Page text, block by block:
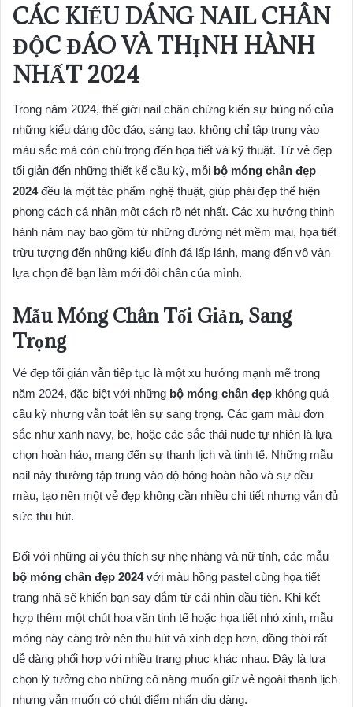
CÁC KIỂU DÁNG NAIL CHÂN
ĐỘC ĐÁO VÀ THỊNH HÀNH
NHẤT 2024
Trong năm 2024, thế giới nail chân chứng kiến sự bùng nổ của
những kiểu dáng độc đáo, sáng tạo, không chỉ tập trung vào
màu sắc mà còn chú trọng đến họa tiết và kỹ thuật. Từ vẻ đẹp
tối giản đến những thiết kế cầu kỳ, mỗi bộ móng chân đẹp
2024đều là một tác phẩm nghệ thuật, giúp phái đẹp thể hiện
phong cách cá nhân một cách rõ nét nhất. Các xu hướng thịnh
hành năm nay bao gồm từ những đường nét mềm mại, họa tiết
trừu tượng đến những kiểu đính đá lấp lánh, mang đến vô vàn
lựa chọn để bạn làm mới đôi chân của mình.
Mẫu Móng Chân Tối Giản, Sang
Trọng
Vẻ đẹp tối giản vẫn tiếp tục là một xu hướng mạnh mẽ trong
năm 2024, đặc biệt với những bộ móng chân đẹp không quá
cầu kỳ nhưng vẫn toát lên sự sang trọng. Các gam màu đơn
sắc như xanh navy, be, hoặc các sắc thái nude tự nhiên là lựa
chọn hoàn hảo, mang đến sự thanh lịch và tinh tế. Những mẫu
nail này thường tập trung vào độ bóng hoàn hảo và sự đều
màu, tạo nên một vẻ đẹp không cần nhiều chi tiết nhưng vẫn đủ
sức thu hút.
Đối với những ai yêu thích sự nhẹ nhàng và nữ tính, các mẫu
bộ móng chân đẹp 2024với màu hồng pastel cùng họa tiết
trang nhã sẽ khiến bạn say đắm từ cái nhìn đầu tiên. Khi kết
hợp thêm một chút hoa văn tinh tế hoặc họa tiết nhỏ xinh, mẫu
móng này càng trở nên thu hút và xinh đẹp hơn, đồng thời rất
dễ dàng phối hợp với nhiều trang phục khác nhau. Đây là lựa
chọn lý tưởng cho những cô nàng muốn giữ vẻ ngoài thanh lịch
nhưng vẫn muốn có chút điểm nhấn dịu dàng.